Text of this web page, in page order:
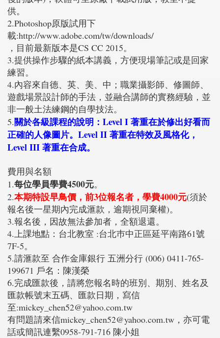
供。
2.Photoshop原版試用下
載:http://www.adobe.com/tw/downloads/
，目前最新版本是CS CC 2015。
3.提供操作步驟的紙本講義，方便現場筆記或是回家
練習。
4.內容來自德、英、美、中；職業攝影師、修圖師、
遊戲場景設計師的手法，並融合講師的實務經驗，並
非一般土法練鋼的自學技法。
5.關於各級課程的說明：Level I 著重在於修出好看而
正確的人像圖片。Level II 著重在特效及風格化，
Level III 著重在合成。
費用與名額
1.每位學員學費4500元。
2.本期特設早鳥價，前3位報名者，學費4000元(須於
報名後一星期內完成滙款，逾期視同棄權)。
3.報名後，因故無法參加者，全額退還。
4.上課地點：台北教室 :台北巿中正區延平南路61號
7F-5。
5.請滙款至 合作金庫銀行 五洲分行 (006) 0411-765-
199671 戶名：陳漢榮
6.完成匯款後，請將您報名時的班別、期別、姓名及
匯款帳號末五碼、匯款日期，寫信
至:mickey_chen52@yahoo.com.tw
有問題請來信mickey_chen52@yahoo.com.tw，亦可電
話或簡訊連繫0958-791-716 陳小姐